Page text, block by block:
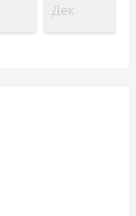
Дек